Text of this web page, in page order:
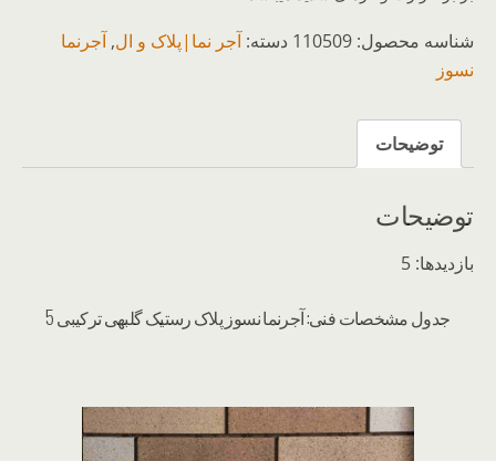
شناسه محصول: 110509 دسته: آجر نما|پلاک و ال, آجرنما
نسوز
توضیحات
توضیحات
بازدیدها: 5
جدول مشخصات فنی: آجرنما نسوز پلاک رستیک گلبهی ترکیبی 5